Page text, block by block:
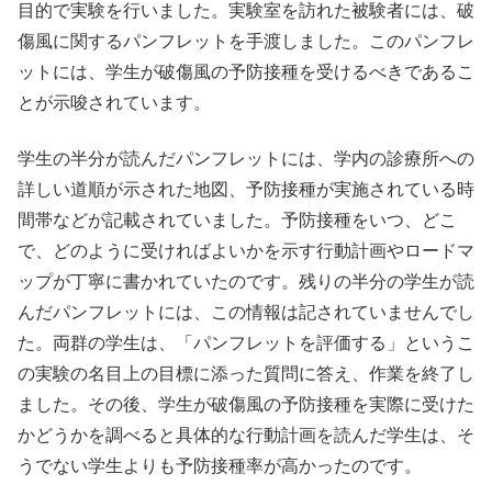
目的で実験を行いました。 実験室を訪れた被験者には、 破
傷風に関するパンフレットを手渡しました。このパンフレ
ットには、 学生が破傷風の予防接種を受けるべきであるこ
とが示唆されています。
学生の半分が読んだパンフレットには、 学内の診療所への
詳しい道順が示された地図、 予防接種が実施されている時
間帯などが記載されていました。予防接種をいつ、どこ
で、
どのように受ければよいかを示す行動計画やロードマ
ップが丁寧に書かれていたのです。 残りの半分の学生が読
んだパンフレットには、
この情報は記されていませんでし
た。両群の学生は、「 パンフレットを評価する」
というこ
の実験の名目上の目標に添った質問に答え、 作業を終了し
ました。その後、 学生が破傷風の予防接種を実際に受けた
かどうかを調べると具体的な行動計画を読んだ学生は、そ
うでない学生よりも予防接種率が高かったのです。